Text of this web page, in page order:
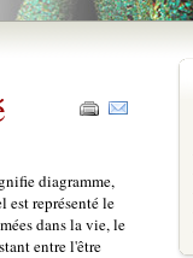
diagramme,
est représenté le
dans la vie, le
entre l'être